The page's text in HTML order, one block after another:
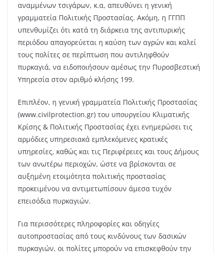
αναμμένων τσιγάρων, κ.α, απευθύνει η γενική
γραμματεία Πολιτικής Προστασίας. Ακόμη, η ΓΓΠΠ
υπενθυμίζει ότι κατά τη διάρκεια της αντιπυρικής
περιόδου απαγορεύεται η καύση των αγρών και καλεί
τους πολίτες σε περίπτωση που αντιληφθούν
πυρκαγιά, να ειδοποιήσουν αμέσως την Πυροσβεστική
Υπηρεσία στον αριθμό κλήσης 199.
Επιπλέον, η γενική γραμματεία Πολιτικής Προστασίας
(www.civilprotection.gr) του υπουργείου Κλιματικής
Κρίσης & Πολιτικής Προστασίας έχει ενημερώσει τις
αρμόδιες υπηρεσιακά εμπλεκόμενες κρατικές
υπηρεσίες, καθώς και τις Περιφέρειες και τους Δήμους
των ανωτέρω περιοχών, ώστε να βρίσκονται σε
αυξημένη ετοιμότητα πολιτικής προστασίας
προκειμένου να αντιμετωπίσουν άμεσα τυχόν
επεισόδια πυρκαγιών.
Για περισσότερες πληροφορίες και οδηγίες
αυτοπροστασίας από τους κινδύνους των δασικών
πυρκαγιών, οι πολίτες μπορούν να επισκεφθούν την